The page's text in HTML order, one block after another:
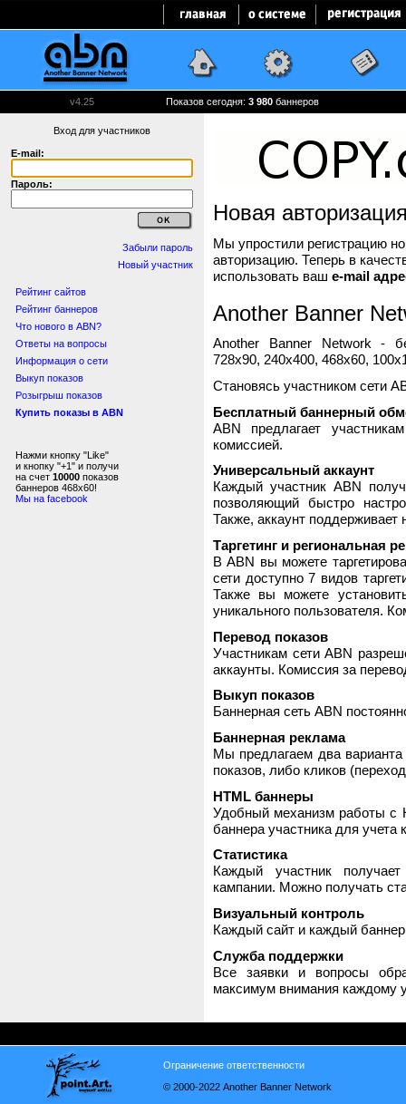
v4.25 Показов сегодня: 3 980 баннеров
Вход для участников
E-mail:
Пароль:
Забыли пароль
Новый участник
Рейтинг сайтов
Рейтинг баннеров
Что нового в ABN?
Ответы на вопросы
Информация о сети
Выкуп показов
Розыгрыш показов
Купить показы в ABN
Нажми кнопку "Like"
и кнопку "+1" и получи
на счет 10000 показов
баннеров 468x60!
Мы на facebook
Новая
Мы упростили регистрацию
авторизацию. Теперь в
использовать ваш e-mail
Another Banner
Another Banner Network -
728x90, 240x400, 468x60,
Становясь участником сети
Бесплатный баннерный
ABN предлагает
комиссией.
Универсальный аккаунт
Каждый участник ABN
позволяющий быстро
Также, аккаунт поддерживает
Таргетинг и региональная
В ABN вы можете
сети доступно 7 видов
Также вы можете
уникального пользователя.
Перевод показов
Участникам сети ABN
аккаунты. Комиссия за
Выкуп показов
Баннерная сеть ABN
Баннерная реклама
Мы предлагаем два
показов, либо кликов
HTML баннеры
Удобный механизм работы с
баннера участника для
Статистика
Каждый участник
кампании. Можно получать
Визуальный контроль
Каждый сайт и каждый
Служба поддержки
Все заявки и вопросы
максимум внимания каждому
Ограничение ответственности
© 2000-2022 Another Banner Network